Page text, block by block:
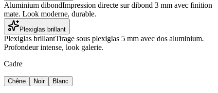
Aluminium dibondImpression directe sur dibond 3 mm avec finition
mate. Look moderne, durable.
Plexiglas brillant
Plexiglas brillantTirage sous plexiglas 5 mm avec dos aluminium.
Profondeur intense, look galerie.
Cadre
Chêne Noir Blanc